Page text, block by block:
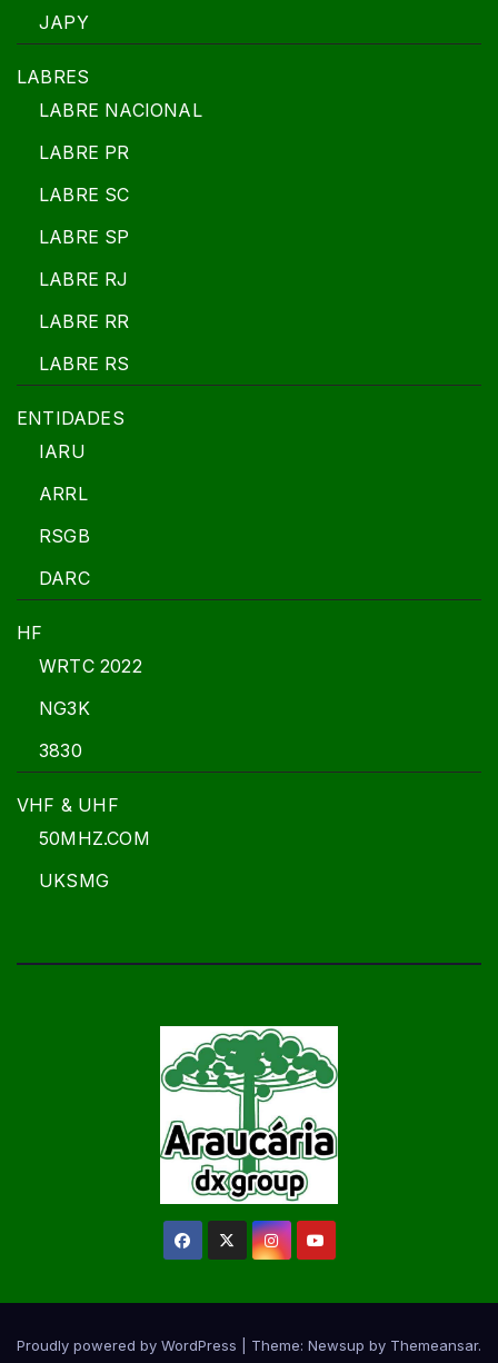
JAPY
LABRES
LABRE NACIONAL
LABRE PR
LABRE SC
LABRE SP
LABRE RJ
LABRE RR
LABRE RS
ENTIDADES
IARU
ARRL
RSGB
DARC
HF
WRTC 2022
NG3K
3830
VHF & UHF
50MHZ.COM
UKSMG
Proudly powered by WordPress Theme: Newsup by Themeansar.